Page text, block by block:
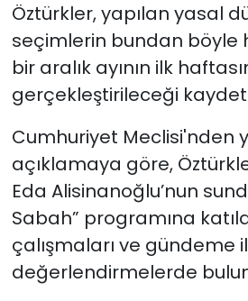
Öztürkler, yapılan yasal
seçimlerin bundan böyle
bir aralık ayının ilk
gerçekleştirileceği
Cumhuriyet Meclisi'nden
açıklamaya göre,
Eda Alisinanoğlu’nun
Sabah” programına
çalışmaları ve gündeme
değerlendirmelerde
Teknoloji
TÜRKiYE
Video Galeri
YAŞAM
Yazarlar